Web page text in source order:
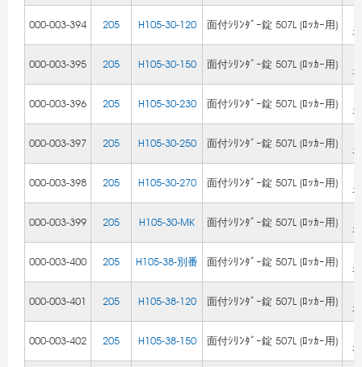
000-003-394 205 H105-30-120 面付ｼﾘﾝﾀﾞｰ錠 507L (ﾛｯｶｰ用)
ﾆ
000-003-395 205 H105-30-150 面付ｼﾘﾝﾀﾞｰ錠 507L (ﾛｯｶｰ用)
ﾆ
000-003-396 205 H105-30-230 面付ｼﾘﾝﾀﾞｰ錠 507L (ﾛｯｶｰ用)
ﾆ
000-003-397 205 H105-30-250 面付ｼﾘﾝﾀﾞｰ錠 507L (ﾛｯｶｰ用)
ﾆ
000-003-398 205 H105-30-270 面付ｼﾘﾝﾀﾞｰ錠 507L (ﾛｯｶｰ用)
ﾆ
000-003-399 205 H105-30-MK 面付ｼﾘﾝﾀﾞｰ錠 507L (ﾛｯｶｰ用)
ﾆ
000-003-400 205 H105-38-別番 面付ｼﾘﾝﾀﾞｰ錠 507L (ﾛｯｶｰ用)
ﾆ
000-003-401 205 H105-38-120 面付ｼﾘﾝﾀﾞｰ錠 507L (ﾛｯｶｰ用)
ﾆ
000-003-402 205 H105-38-150 面付ｼﾘﾝﾀﾞｰ錠 507L (ﾛｯｶｰ用)
ﾆ